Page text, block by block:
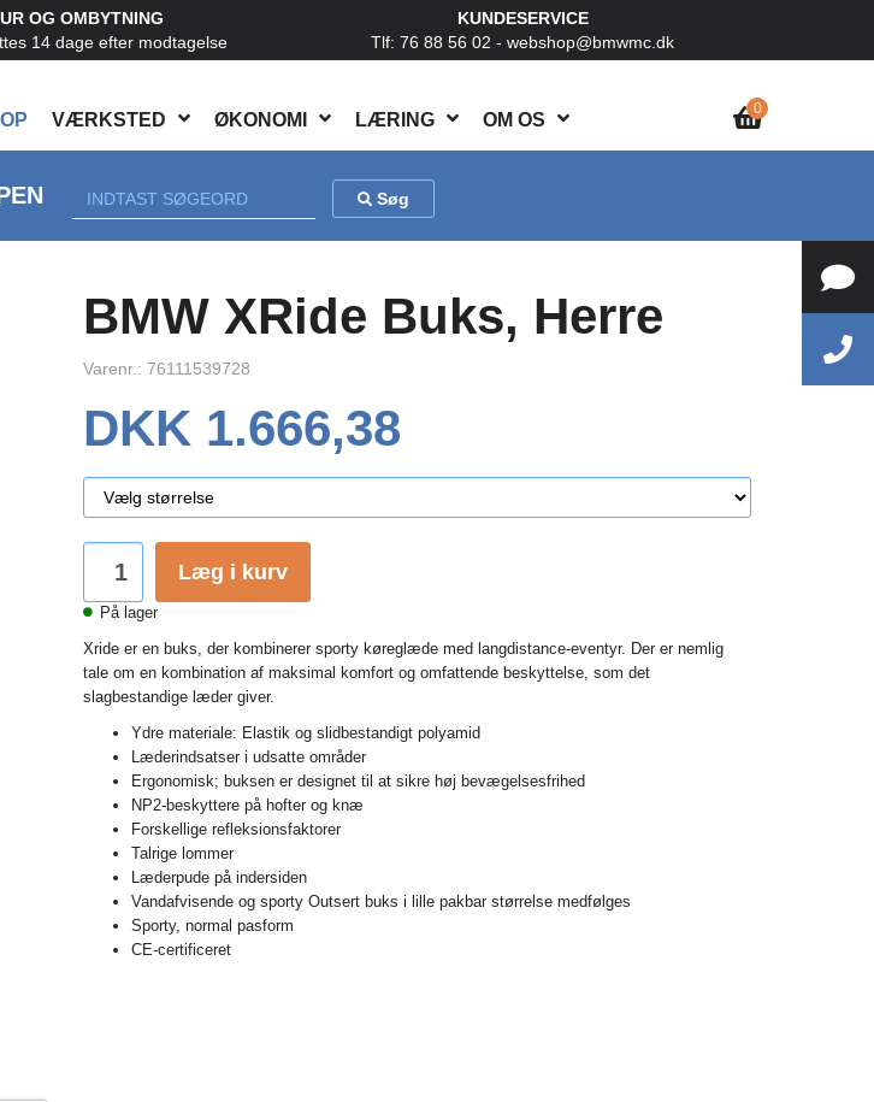
VÆRKSTED ØKONOMI LÆRING OM OS
0
OG OMBYTNING
14 dage efter modtagelse
KUNDESERVICE
Tlf: 76 88 56 02 - webshop@bmwmc.dk
Søg
BMW XRide Buks, Herre
Varenr.: 76111539728
DKK 1.666,38
Læg i kurv
På lager
Xride er en buks, der kombinerer sporty køreglæde med langdistance-eventyr. Der er nemlig
tale om en kombination af maksimal komfort og omfattende beskyttelse, som det
slagbestandige læder giver.
Ydre materiale: Elastik og slidbestandigt polyamid
Læderindsatser i udsatte områder
Ergonomisk; buksen er designet til at sikre høj bevægelsesfrihed
NP2-beskyttere på hofter og knæ
Forskellige refleksionsfaktorer
Talrige lommer
Læderpude på indersiden
Vandafvisende og sporty Outsert buks i lille pakbar størrelse medfølges
Sporty, normal pasform
CE-certificeret